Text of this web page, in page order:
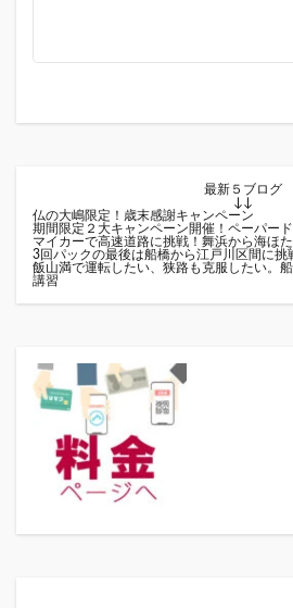
最新５ブログ
↓↓
仏の大嶋限定！歳末感謝キャンペーン
期間限定２大キャンペーン開催！ペーパー
マイカーで高速道路に挑戦！舞浜から海ほ
3回パックの最後は船橋から江戸川区間に挑
飯山満で運転したい、狭路も克服したい。
講習